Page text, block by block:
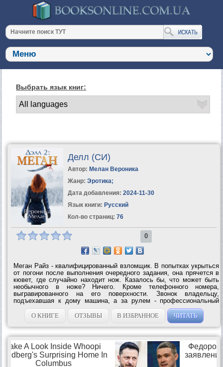
Выбрать язык книг:
Делл (СИ)
Автор: Мелан Вероника
Жанр: Эротика;
Дата добавления: 2024-11-30
Язык книги: Русский
Кол-во страниц: 76
0
Меган Райз - квалифицированный взломщик. В попытках укрыться
от погони после выполнения очередного задания, она прячется в
кювет, где случайно находит нож. Казалось бы, что может быть
необычного в ноже? Ничего. Кроме телефонного номера,
выгравированного на его поверхности. Звонок владельцу,
подъехавшая к дому машина, а за рулем - профессиональный
убийца, произносящий фразу "С этой минуты я полностью в твоем
распоряжении"....
О КНИГЕ ОТЗЫВЫ В ИЗБРАННОЕ ЧИТАТЬ